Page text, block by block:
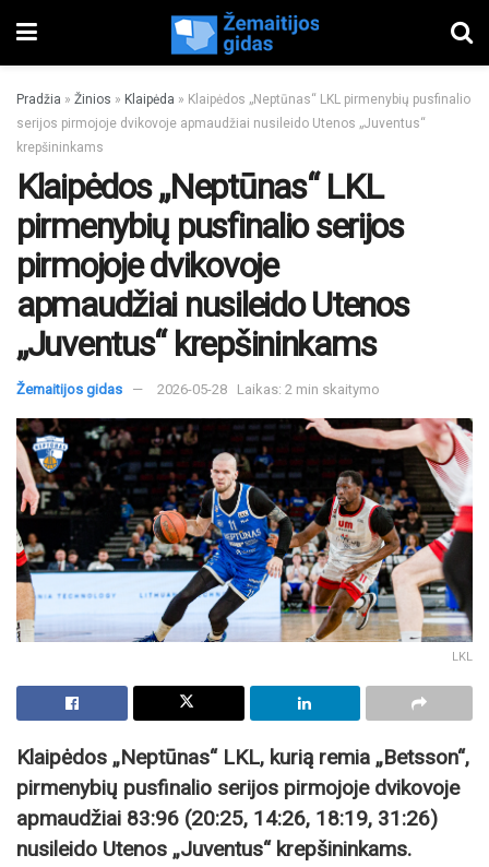
Pradžia » Žinios » Klaipėda » Klaipėdos „Neptūnas“ LKL pirmenybių pusfinalio
serijos pirmojoje dvikovoje apmaudžiai nusileido Utenos „Juventus“
krepšininkams
Klaipėdos „Neptūnas“ LKL
pirmenybių pusfinalio serijos
pirmojoje dvikovoje
apmaudžiai nusileido Utenos
„Juventus“ krepšininkams
Žemaitijos gidas 2026-05-28 Laikas: 2 min skaitymo
LKL
Klaipėdos „Neptūnas“ LKL, kurią remia „Betsson“,
pirmenybių pusfinalio serijos pirmojoje dvikovoje
apmaudžiai 83:96 (20:25, 14:26, 18:19, 31:26)
nusileido Utenos „Juventus“ krepšininkams.